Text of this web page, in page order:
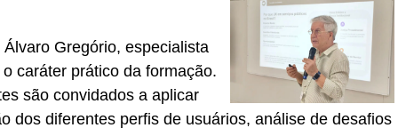
Gregório, especialista
caráter prático da formação.
são convidados a aplicar
dos diferentes perfis de usuários, análise de desafios